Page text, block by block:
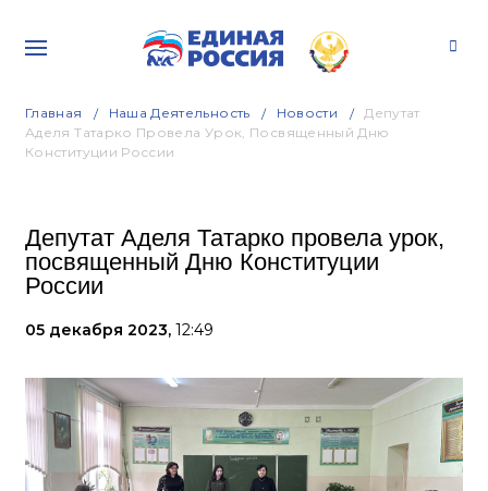
Главная Наша Деятельность Новости
Депутат
Аделя Татарко Провела Урок, Посвященный Дню
Конституции России
Депутат Аделя Татарко провела урок,
посвященный Дню Конституции
России
05 декабря 2023, 12:49